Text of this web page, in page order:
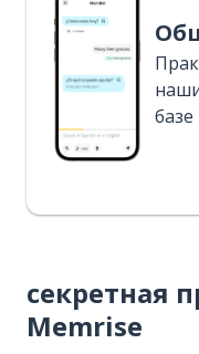
секретная
Memrise